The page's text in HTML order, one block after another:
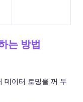
는 방법
데이터 로밍을 꺼 두